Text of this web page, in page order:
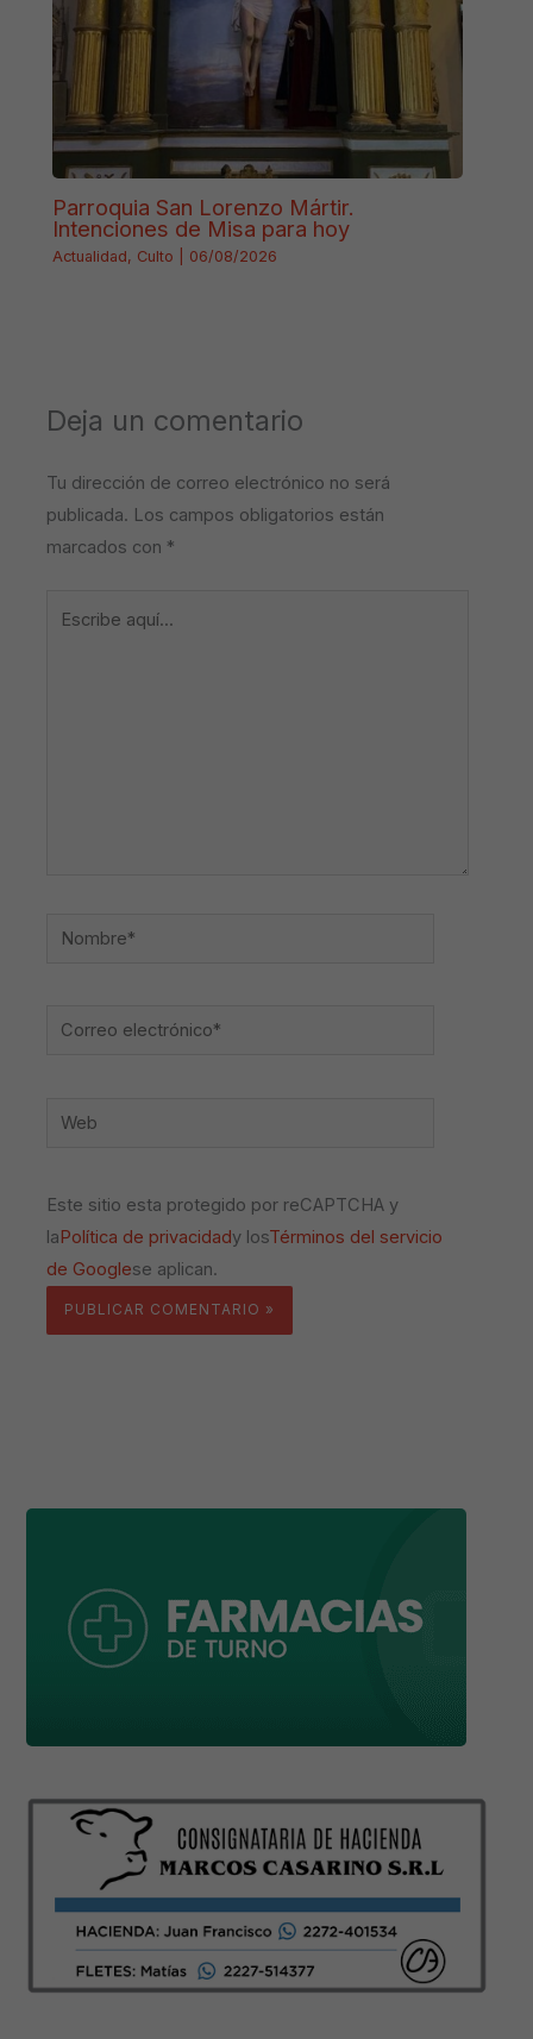
Parroquia San Lorenzo Mártir.
Intenciones de Misa para hoy
Actualidad, Culto 06/08/2026
Deja un comentario
Tu dirección de correo electrónico no será
publicada. Los campos obligatorios están
marcados con *
Nombre*
Correo
Web
Este sitio esta protegido por reCAPTCHA y
laPolítica de privacidady losTérminos del servicio
de Googlese aplican.